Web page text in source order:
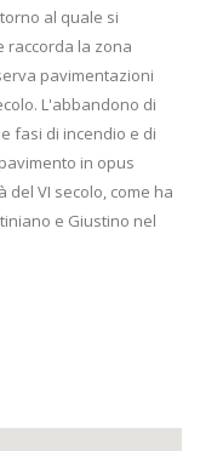
al quale si
raccorda la zona
pavimentazioni
L'abbandono di
fasi di incendio e di
in opus
VI secolo, come ha
e Giustino nel